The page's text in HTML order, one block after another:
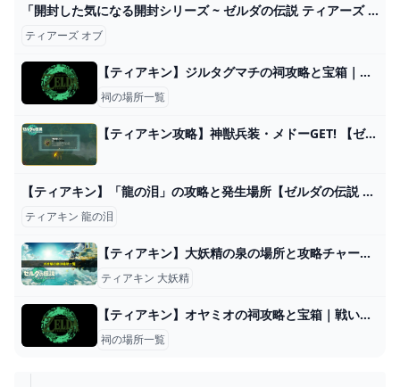
「開封した気になる開封シリーズ ~ ゼルダの伝説 ティアーズ オブ ザ キングダムエディション」第2014話 - YouTube
ティアーズ オブ
【ティアキン】ジルタグマチの祠攻略と宝箱｜空を飛ぶもの【ゼルダの伝説ティアーズオブザキングダム】
祠の場所一覧
【ティアキン攻略】神獣兵装・メドーGET! 【ゼルダの伝説 ティアーズ オブ ザ キングダム】 - YouTube
【ティアキン】「龍の泪」の攻略と発生場所【ゼルダの伝説 ティアーズオブザキングダム】 昇遊GAME
ティアキン 龍の泪
【ティアキン】大妖精の泉の場所と攻略チャート｜防具強化の解放条件 ワイトのゲーム案内所
ティアキン 大妖精
【ティアキン】オヤミオの祠攻略と宝箱｜戦いの教え 投げの極意【ゼルダの伝説ティアーズオブザキングダム】
祠の場所一覧